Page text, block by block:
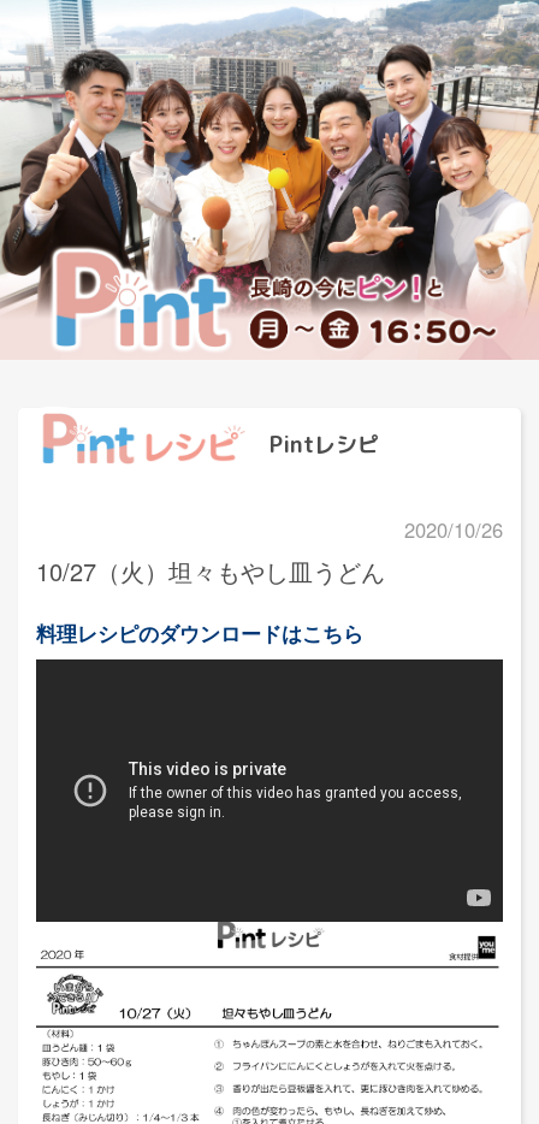
Pintレシピ
2020/10/26
10/27（火）坦々もやし皿うどん
料理レシピのダウンロードはこちら